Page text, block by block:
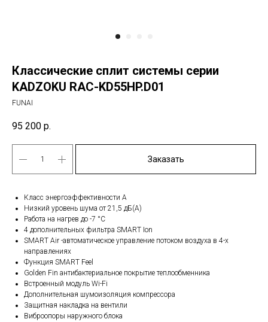
Классические сплит системы серии
KADZOKU RAC-KD55HP.D01
FUNAI
95 200 р.
Заказать
Класс энергоэффективности A
Низкий уровень шума от 21,5 дБ(А)
Работа на нагрев до -7 °С
4 дополнительных фильтра SMART Ion
SMART Air -автоматическое управление потоком воздуха в 4-х
направлениях
Функция SMART Feel
Golden Fin антибактериальное покрытие теплообменника
Встроенный модуль Wi-Fi
Дополнительная шумоизоляция компрессора
Защитная накладка на вентили
Виброопоры наружного блока